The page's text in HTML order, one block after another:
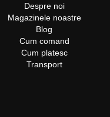
Despre noi
Magazinele noastre
Blog
Cum comand
Cum platesc
Transport